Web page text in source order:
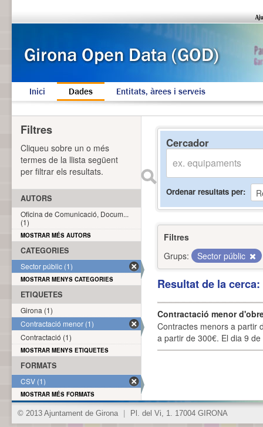
Inici Dades Entitats, àrees i serveis
Cercador
Ordenar resultats per
Filtres
Grups:
Sector públic
Resultat de la
Contractació menor
Contractes menors a partir
a partir de 300€. El dia 9
Filtres
Cliqueu sobre un o més
termes de la llista següent
per filtrar els resultats.
AUTORS
Oficina de Comunicació, Docum...
(1)
MOSTRAR MÉS AUTORS
CATEGORIES
Sector públic (1)
MOSTRAR MENYS CATEGORIES
ETIQUETES
Girona (1)
Contractació menor (1)
Contractació (1)
MOSTRAR MENYS ETIQUETES
FORMATS
CSV (1)
MOSTRAR MÉS FORMATS
© 2013 Ajuntament de Girona Pl. del Vi, 1. 17004 GIRONA